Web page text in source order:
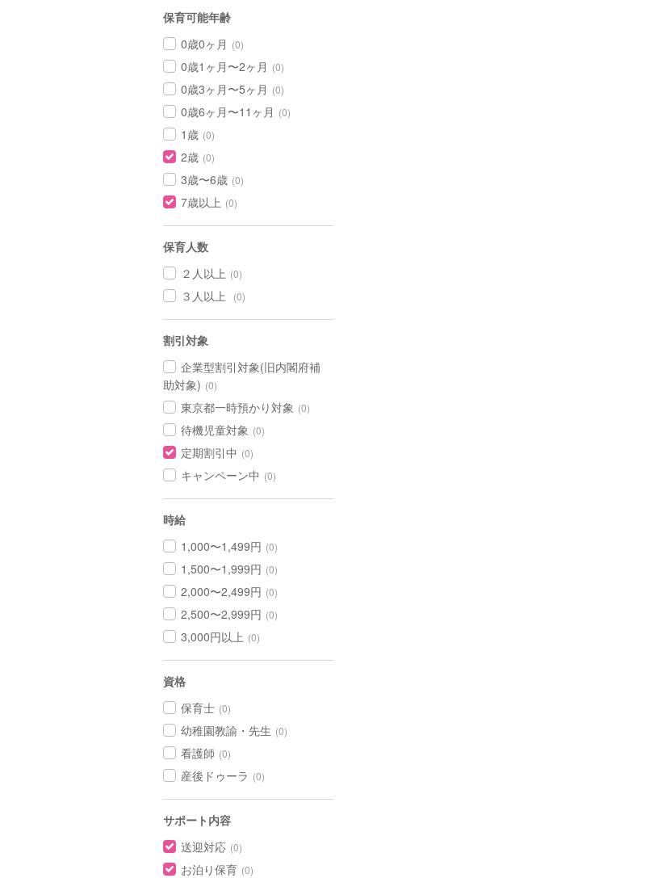
保育可能年齢
0歳0ヶ月 (0)
0歳1ヶ月〜2ヶ月 (0)
0歳3ヶ月〜5ヶ月 (0)
0歳6ヶ月〜11ヶ月 (0)
1歳 (0)
2歳 (0)
3歳〜6歳 (0)
7歳以上 (0)
保育人数
２人以上 (0)
３人以上 (0)
割引対象
企業型割引対象(旧内閣府補
助対象) (0)
東京都一時預かり対象 (0)
待機児童対象 (0)
定期割引中 (0)
キャンペーン中 (0)
時給
1,000〜1,499円 (0)
1,500〜1,999円 (0)
2,000〜2,499円 (0)
2,500〜2,999円 (0)
3,000円以上 (0)
資格
保育士 (0)
幼稚園教諭・先生 (0)
看護師 (0)
産後ドゥーラ (0)
サポート内容
送迎対応 (0)
お泊り保育 (0)